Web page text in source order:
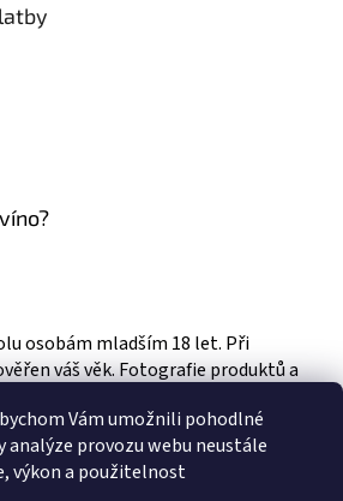
Vám umožnili pohodlné
analýze provozu webu neustále
výkon a použitelnost
osobám mladším 18 let. Při
váš věk. Fotografie produktů a